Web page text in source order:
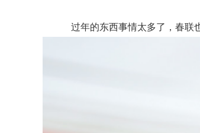
过年的东西事情太多了，春联也